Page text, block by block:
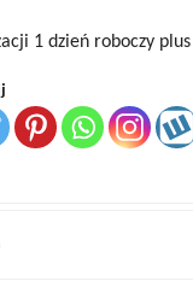
1 dzień roboczy plus